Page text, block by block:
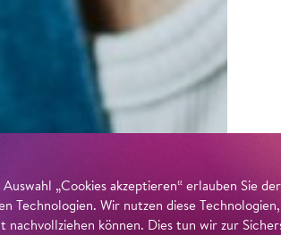
„Cookies akzeptieren“ erlauben Sie
Technologien. Wir nutzen diese
nachvollziehen können. Dies tun wir zur